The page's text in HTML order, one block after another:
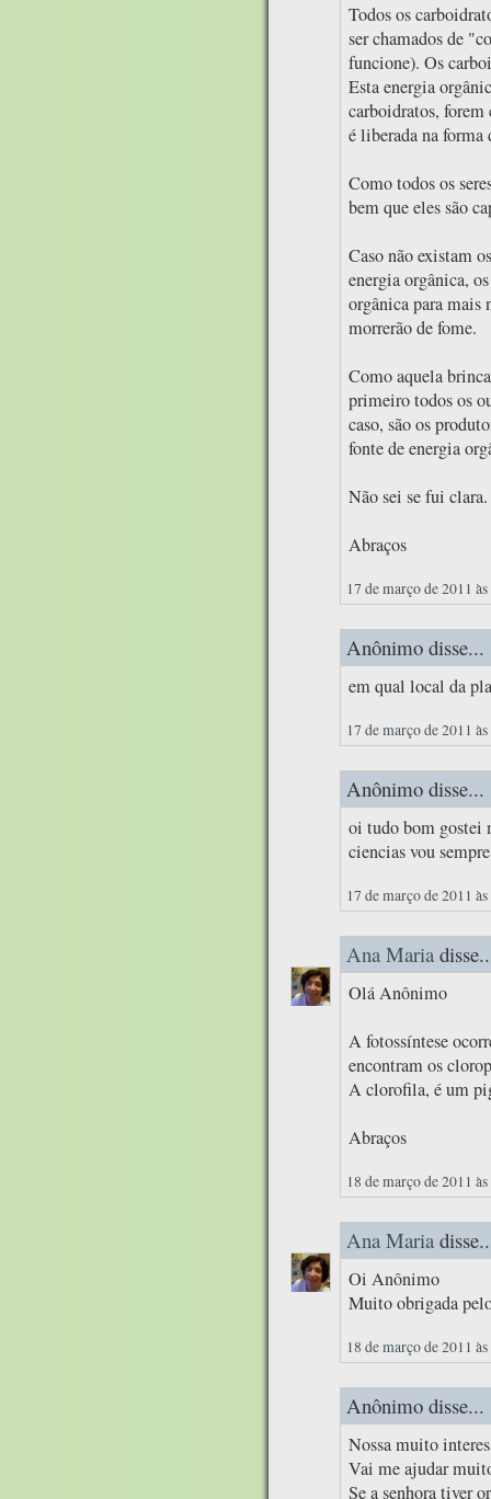
Todos os
ser chamados de
funcione). Os
Esta energia
carboidratos,
é liberada na
Como todos os
bem que eles são
Caso não existam
energia orgânica,
orgânica para mais
morrerão de fome.
Como aquela
primeiro todos os
caso, são os
fonte de energia
Não sei se fui
Abraços
17 de março de 2011
Anônimo disse...
em qual local da
17 de março de 2011
Anônimo disse...
oi tudo bom gostei
ciencias vou
17 de março de 2011
Ana Maria
Olá Anônimo
A fotossíntese
encontram os
A clorofila, é um
Abraços
18 de março de 2011
Ana Maria
Oi Anônimo
Muito obrigada
18 de março de 2011
Anônimo disse...
Nossa muito
Vai me ajudar
Se a senhora tiver